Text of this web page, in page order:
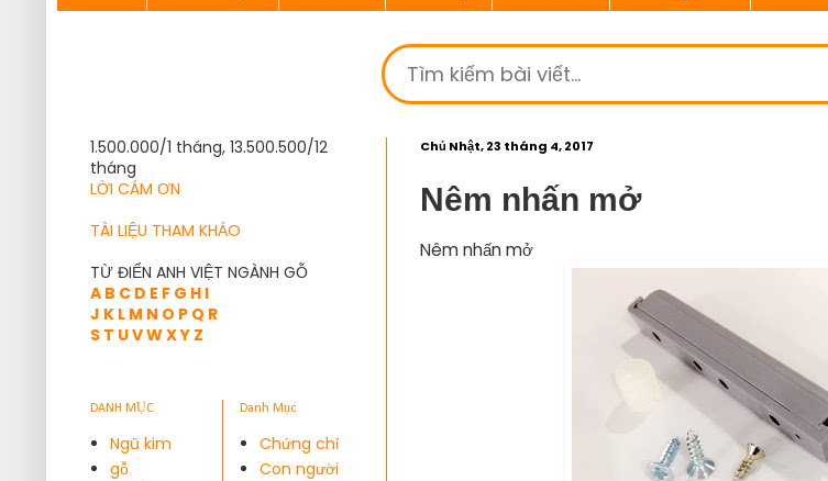
Chủ Nhật, 23 tháng 4, 2017
Nêm nhấn mở
Nêm nhấn mở
1.500.000/1 tháng, 13.500.500/12
tháng
LỜI CÁM ƠN
TÀI LIỆU THAM KHẢO
TỪ ĐIỂN ANH VIỆT NGÀNH GỖ
A B C D E F G H I
J K L M N O P Q R
S T UVWXY Z
DANH MỤC
Ngũ kim
gỗ
Danh Mục
Chứng chỉ
Con người